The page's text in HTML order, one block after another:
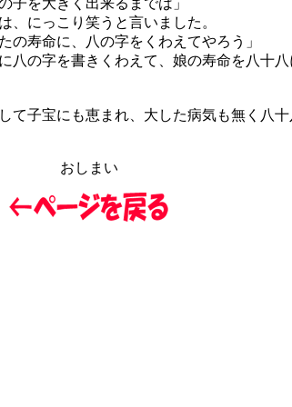
子を大きく出来るまでは」
にっこり笑うと言いました。
の寿命に、八の字をくわえてやろう」
八の字を書きくわえて、娘の寿命を八十八
て子宝にも恵まれ、大した病気も無く八十
おしまい